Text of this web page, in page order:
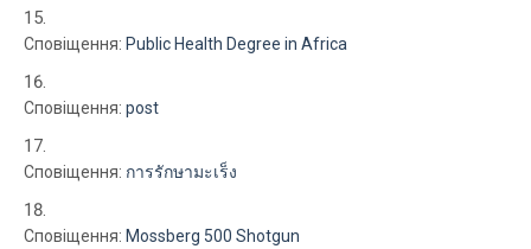
Сповіщення: Public Health Degree in Africa
Сповіщення: post
Сповіщення: การรักษามะเร็ง
Сповіщення: Mossberg 500 Shotgun